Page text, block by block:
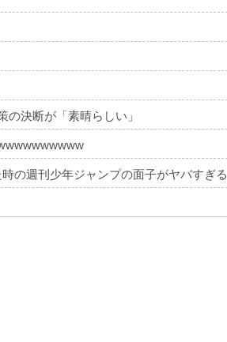
決断が「素晴らしい」
の週刊少年ジャンプの面子がヤバすぎる